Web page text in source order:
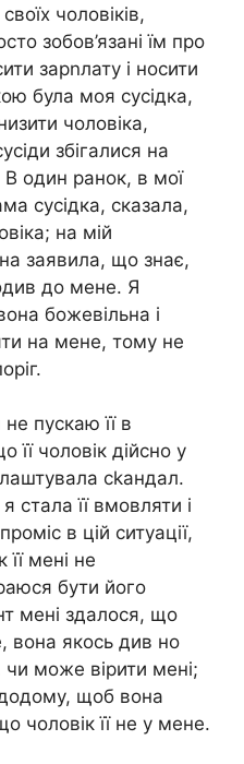
чоловіків,
зобов’язані їм про
зарnлату і носити
була моя сусідка,
чоловіка,
збігалися на
В один ранок, в мої
сусідка, сказала,
на мій
заявила, що знає,
до мене. Я
божевільна і
на мене, тому не
пускаю її в
її чоловік дійсно у
сkандал.
її вмовляти і
в цій ситуації,
мені не
бути його
мені здалося, що
вона якось див но
чи може вірити мені;
додому, щоб вона
чоловік її не у мене.